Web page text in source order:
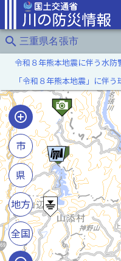
search 三重県名張市
令和８年熊本地震に伴う水防
「令和８年熊本地震」に伴
市
県
地方
全国